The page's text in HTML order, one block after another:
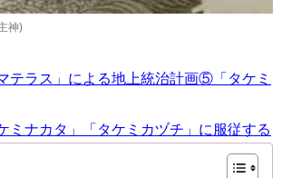
神)
テラス」による地上統治計画⑤「タケミ
ミナカタ」「タケミカヅチ」に服従する